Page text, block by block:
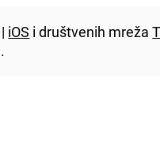
| iOS i društvenih mreža